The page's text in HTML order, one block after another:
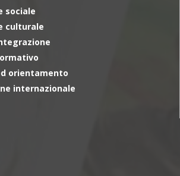
sociale
culturale
orientamento
internazionale